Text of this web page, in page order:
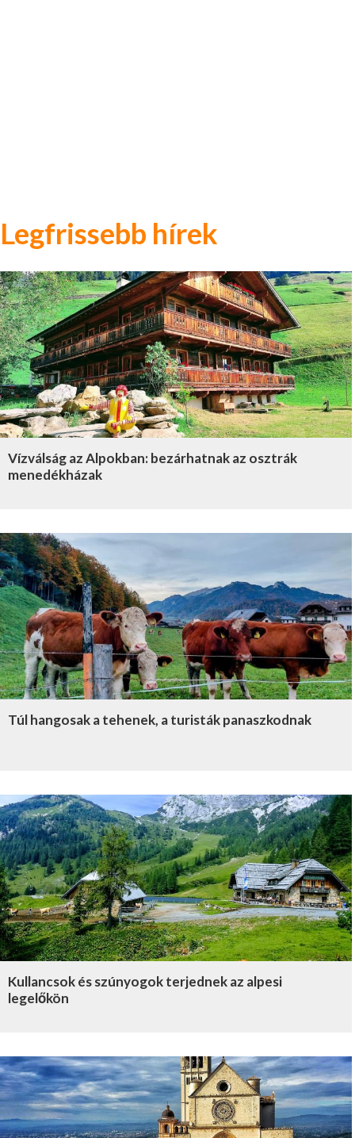
Legfrissebb hírek
Vízválság az Alpokban: bezárhatnak az osztrák
menedékházak
Túl hangosak a tehenek, a turisták panaszkodnak
Kullancsok és szúnyogok terjednek az alpesi
legelőkön